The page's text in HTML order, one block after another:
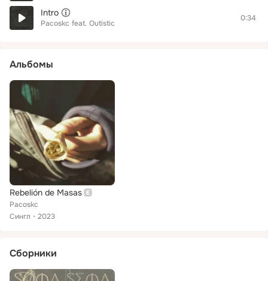
Intro
Pacoskc feat. Outistic
0:34
Альбомы
Rebelión de Masas
Pacoskc
Сингл
2023
Сборники